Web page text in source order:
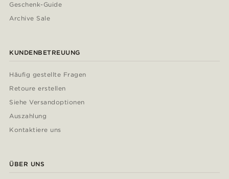
Geschenk-Guide
Archive Sale
KUNDENBETREUUNG
Häufig gestellte Fragen
Retoure erstellen
Siehe Versandoptionen
Auszahlung
Kontaktiere uns
ÜBER UNS